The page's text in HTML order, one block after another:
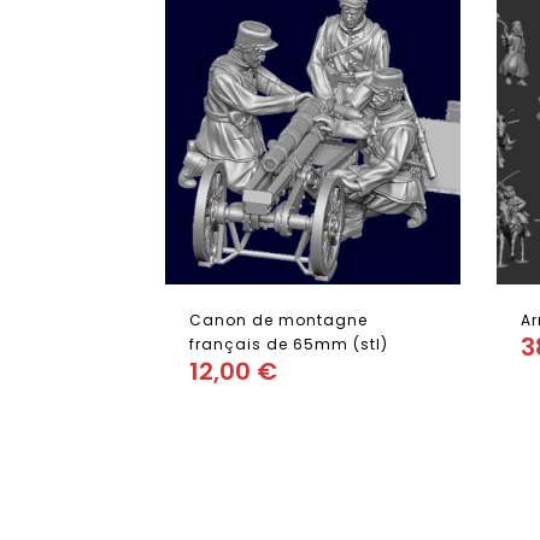
Canon de montagne
français de 65mm (stl)
12,00 €